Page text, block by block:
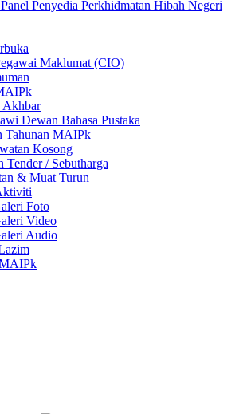
Penyedia Perkhidmatan Hibah Negeri
Maklumat (CIO)
Akhbar
Dewan Bahasa Pustaka
Tahunan MAIPk
Kosong
Tender / Sebutharga
& Muat Turun
Foto
Video
Audio